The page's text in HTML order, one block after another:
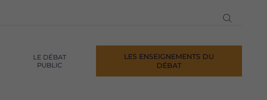
LE DÉBAT
PUBLIC
LES ENSEIGNEMENTS DU
DÉBAT